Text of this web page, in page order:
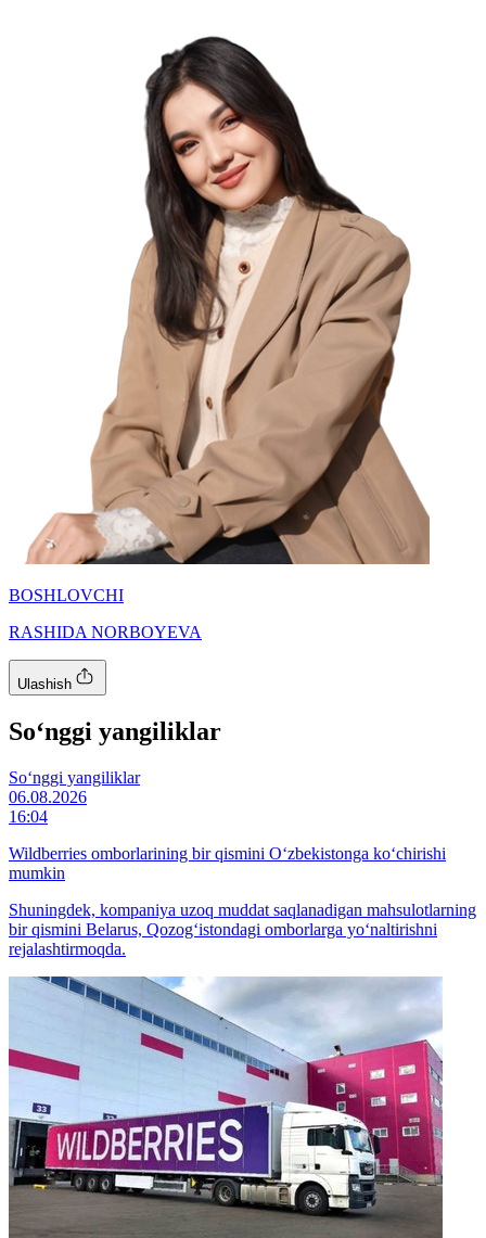
BOSHLOVCHI
RASHIDA NORBOYEVA
Ulashish
So‘nggi yangiliklar
So‘nggi yangiliklar
06.08.2026
16:04
Wildberries omborlarining bir qismini O‘zbekistonga ko‘chirishi
mumkin
Shuningdek, kompaniya uzoq muddat saqlanadigan mahsulotlarning
bir qismini Belarus, Qozog‘istondagi omborlarga yo‘naltirishni
rejalashtirmoqda.